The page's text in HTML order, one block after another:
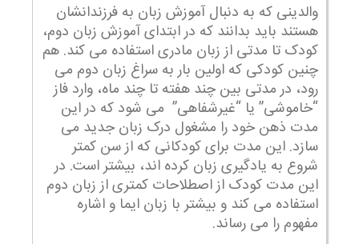
والدینی که به دنبال آموزش زبان به فرزندانشان
هستند باید بدانند که در ابتدای آموزش زبان دوم،
کودک تا مدتی از زبان مادری استفاده می کند. هم
چنین کودکی که اولین بار به سراغ زبان دوم می
رود، در مدتی بین چند هفته تا چند ماه، وارد فاز
“خاموشی” یا “غیرشفاهی” می شود که در این
مدت ذهن خود را مشغول درک زبان جدید می
سازد. این مدت برای کودکانی که از سن کمتر
شروع به یادگیری زبان کرده اند، بیشتر است. در
این مدت کودک از اصطلاحات کمتری از زبان دوم
استفاده می کند و بیشتر با زبان ایما و اشاره
مفهوم را می رساند.